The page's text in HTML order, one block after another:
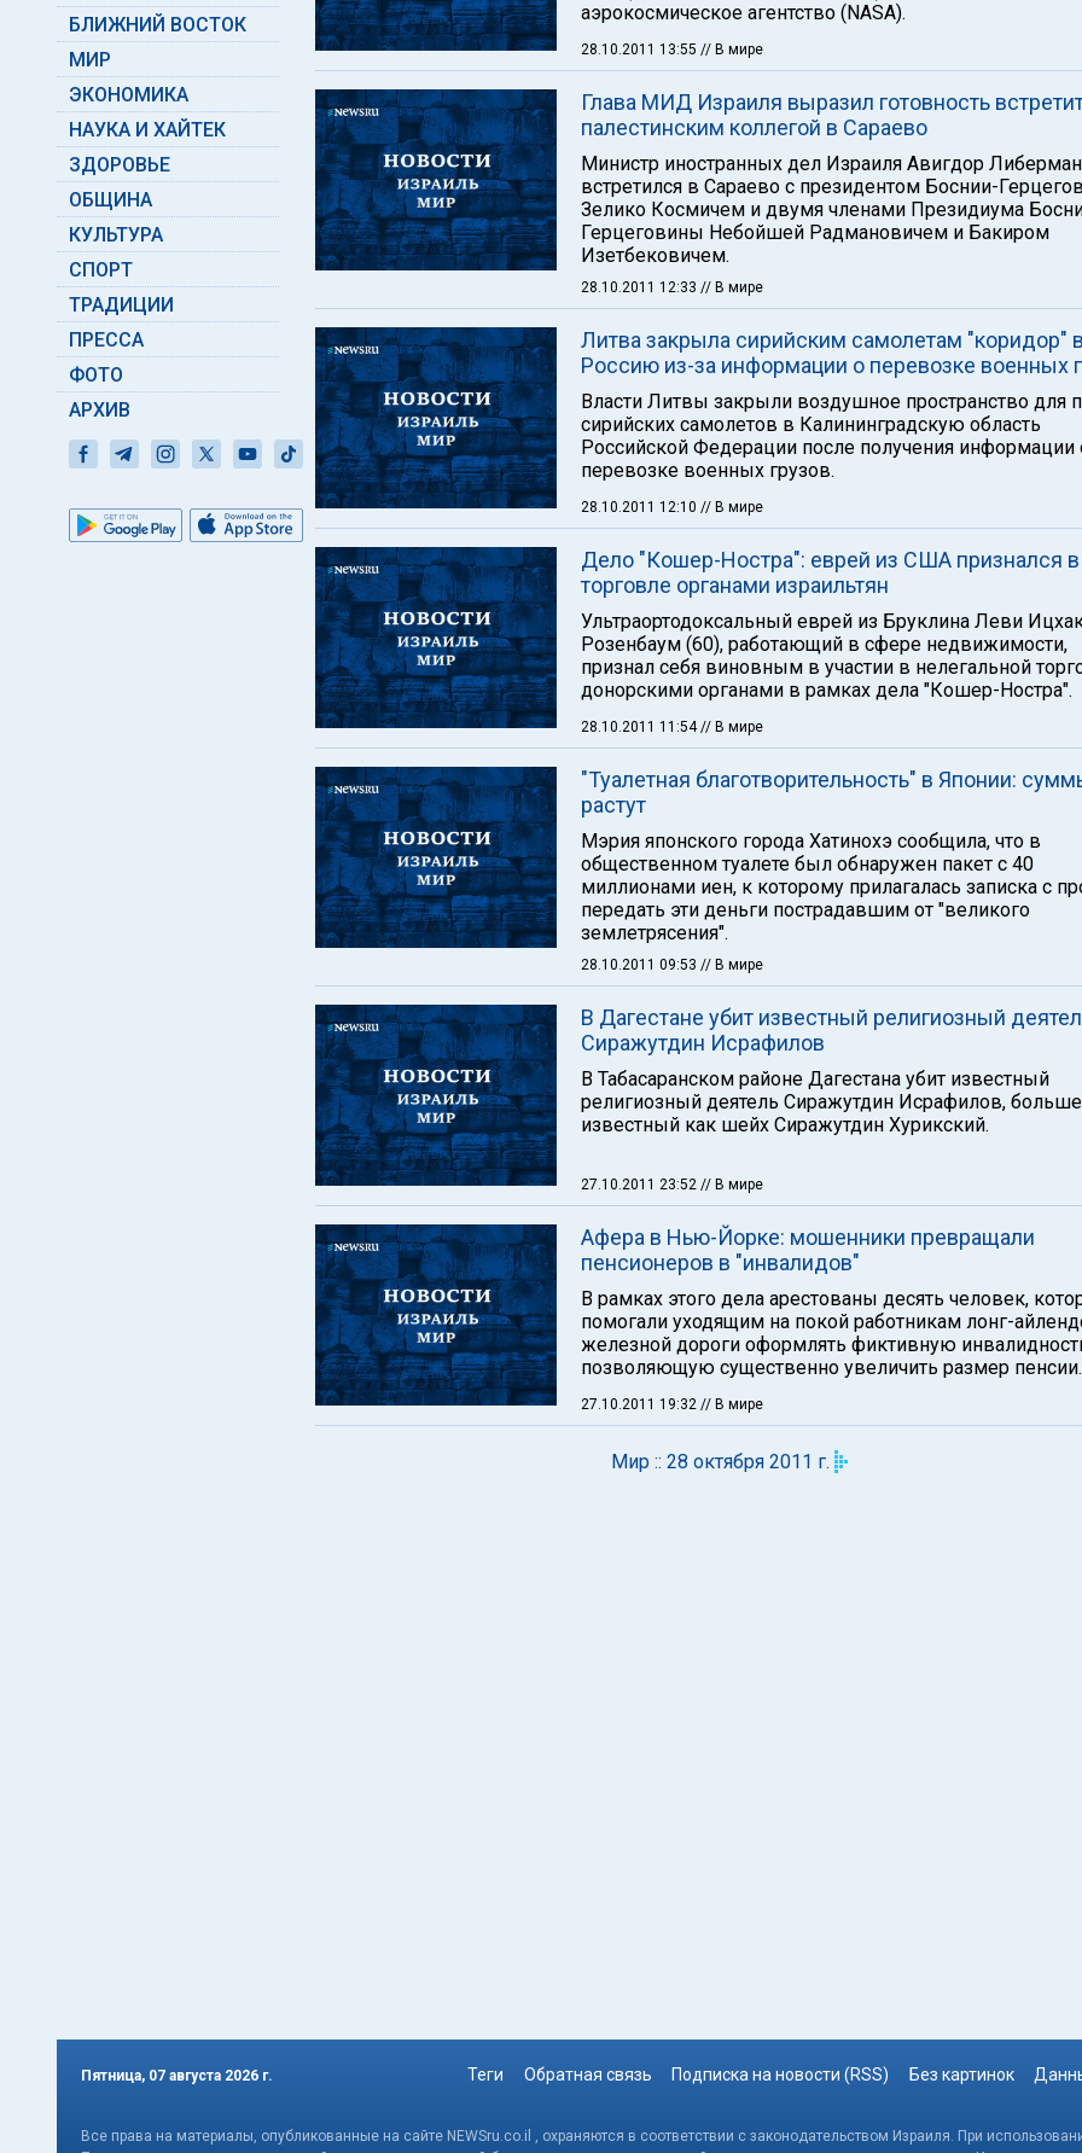
БЛИЖНИЙ ВОСТОК
МИР
ЭКОНОМИКА
НАУКА И ХАЙТЕК
ЗДОРОВЬЕ
ОБЩИНА
КУЛЬТУРА
СПОРТ
ТРАДИЦИИ
ПРЕССА
ФОТО
АРХИВ
аэрокосмическое агентство (NASA).
28.10.2011 13:55 // В мире
Глава МИД Израиля выразил готовность
палестинским коллегой в Сараево
Министр иностранных дел Израиля Авигдор Либерман
встретился в Сараево с президентом Боснии-
Зелико Космичем и двумя членами Президиума
Герцеговины Небойшей Радмановичем и Бакиром
Изетбековичем.
28.10.2011 12:33 // В мире
Литва закрыла сирийским самолетам "коридор" в
Россию из-за информации о перевозке военных
Власти Литвы закрыли воздушное пространство для
сирийских самолетов в Калининградскую область
Российской Федерации после получения информации
перевозке военных грузов.
28.10.2011 12:10 // В мире
Дело "Кошер-Ностра": еврей из США признался в
торговле органами израильтян
Ультраортодоксальный еврей из Бруклина Леви
Розенбаум (60), работающий в сфере недвижимости,
признал себя виновным в участии в нелегальной
донорскими органами в рамках дела "Кошер-Ностра".
28.10.2011 11:54// В мире
"Туалетная благотворительность" в Японии:
растут
Мэрия японского города Хатинохэ сообщила, что в
общественном туалете был обнаружен пакет с 40
миллионами иен, к которому прилагалась записка с
передать эти деньги пострадавшим от "великого
землетрясения".
28.10.2011 09:53 // В мире
В Дагестане убит известный религиозный
Сиражутдин Исрафилов
В Табасаранском районе Дагестана убит известный
религиозный деятель Сиражутдин Исрафилов, больше
известный как шейх Сиражутдин Хурикский.
27.10.2011 23:52 // В мире
Афера в Нью-Йорке: мошенники превращали
пенсионеров в "инвалидов"
В рамках этого дела арестованы десять человек,
помогали уходящим на покой работникам лонг-
железной дороги оформлять фиктивную
позволяющую существенно увеличить размер пенсии.
27.10.2011 19:32 // В мире
Мир :: 28 октября 2011 г.
Пятница, 07 августа 2026 г. Теги Обратная связь Подписка на новости (RSS) Без картинок
Все права на материалы, опубликованные на сайте NEWSru.co.il , охраняются в соответствии с законодательством Израиля. При